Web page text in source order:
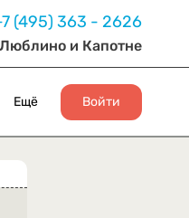
(495) 363 - 2626
и Капотне
Ещё Войти